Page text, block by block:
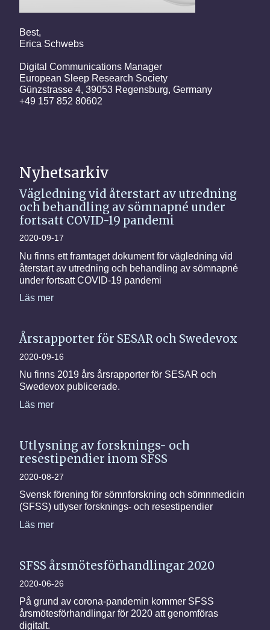
Best,
Erica Schwebs
Digital Communications Manager
European Sleep Research Society
Günzstrasse 4, 39053 Regensburg, Germany
+49 157 852 80602
Nyhetsarkiv
Vägledning vid återstart av utredning
och behandling av sömnapné under
fortsatt COVID-19 pandemi
2020-09-17
Nu finns ett framtaget dokument för vägledning vid
återstart av utredning och behandling av sömnapné
under fortsatt COVID-19 pandemi
Läs mer
Årsrapporter för SESAR och Swedevox
2020-09-16
Nu finns 2019 års årsrapporter för SESAR och
Swedevox publicerade.
Läs mer
Utlysning av forsknings- och
resestipendier inom SFSS
2020-08-27
Svensk förening för sömnforskning och sömnmedicin
(SFSS) utlyser forsknings- och resestipendier
Läs mer
SFSS årsmötesförhandlingar 2020
2020-06-26
På grund av corona-pandemin kommer SFSS
årsmötesförhandlingar för 2020 att genomföras
digitalt.